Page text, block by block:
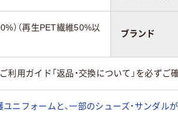
）（再生PET繊維50%以
ブランド
利用ガイド「返品・交換について」を必ずご
ユニフォームと、一部のシューズ・サンダル